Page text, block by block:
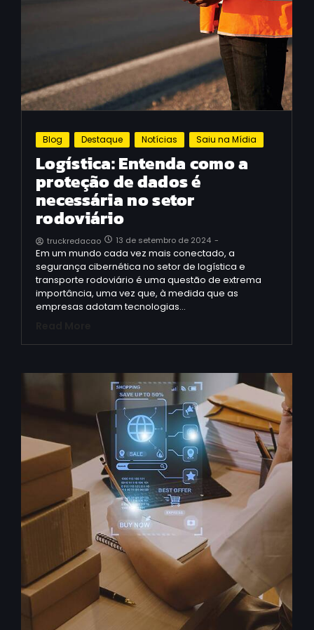
Blog Destaque Notícias Saiu na Mídia
Logística: Entenda como a
proteção de dados é
necessária no setor
rodoviário
truckredacao 13 de setembro de 2024 -
Em um mundo cada vez mais conectado, a
segurança cibernética no setor de logística e
transporte rodoviário é uma questão de extrema
importância, uma vez que, à medida que as
empresas adotam tecnologias…